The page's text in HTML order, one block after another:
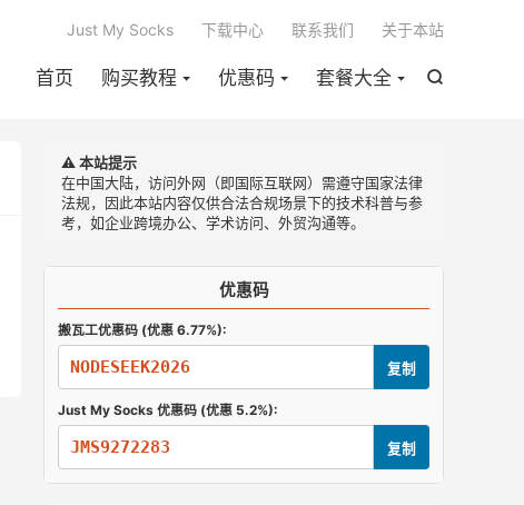

首页 购买教程 优惠码 套餐大全
Just My Socks 下载中心 联系我们 关于本站
⚠️ 本站提示
在中国大陆，访问外网（即国际互联网）需遵守国家法律
法规，因此本站内容仅供合法合规场景下的技术科普与参
考，如企业跨境办公、学术访问、外贸沟通等。
优惠码
搬瓦工优惠码 (优惠 6.77%):
NODESEEK2026 复制
Just My Socks 优惠码 (优惠 5.2%):
JMS9272283 复制